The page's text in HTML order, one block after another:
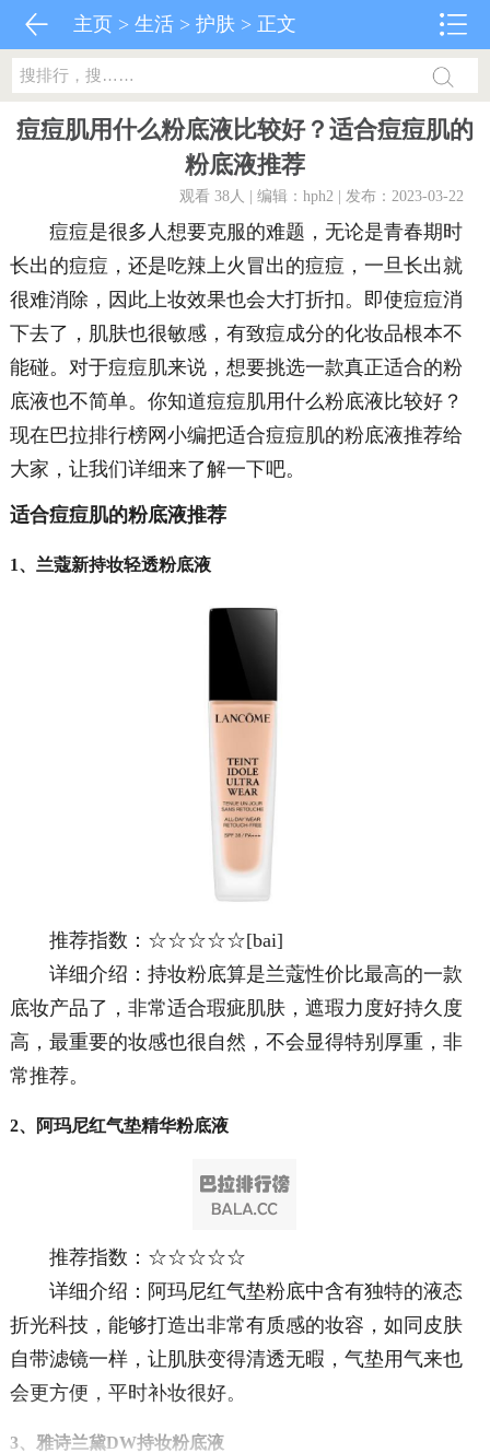
主页 >生活 >护肤 > 正文
痘痘肌用什么粉底液比较好？适合痘痘肌的
粉底液推荐
观看 38人 | 编辑：hph2 | 发布：2023-03-22
痘痘是很多人想要克服的难题，无论是青春期时
长出的痘痘，还是吃辣上火冒出的痘痘，一旦长出就
很难消除，因此上妆效果也会大打折扣。即使痘痘消
下去了，肌肤也很敏感，有致痘成分的化妆品根本不
能碰。对于痘痘肌来说，想要挑选一款真正适合的粉
底液也不简单。你知道痘痘肌用什么粉底液比较好？
现在巴拉排行榜网小编把适合痘痘肌的粉底液推荐给
大家，让我们详细来了解一下吧。
适合痘痘肌的粉底液推荐
1、兰蔻新持妆轻透粉底液
推荐指数：☆☆☆☆☆[bai]
详细介绍：持妆粉底算是兰蔻性价比最高的一款
底妆产品了，非常适合瑕疵肌肤，遮瑕力度好持久度
高，最重要的妆感也很自然，不会显得特别厚重，非
常推荐。
2、阿玛尼红气垫精华粉底液
推荐指数：☆☆☆☆☆
详细介绍：阿玛尼红气垫粉底中含有独特的液态
折光科技，能够打造出非常有质感的妆容，如同皮肤
自带滤镜一样，让肌肤变得清透无暇，气垫用气来也
会更方便，平时补妆很好。
3、雅诗兰黛DW持妆粉底液